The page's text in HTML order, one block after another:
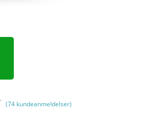
(74 kundeanmeldelser)